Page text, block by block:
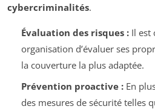
cybercriminalités.
Évaluation des risques :Il est
organisation d’évaluer ses
la couverture la plus adaptée.
Prévention proactive :En
des mesures de sécurité telles